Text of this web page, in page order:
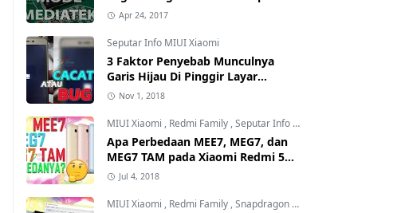
Xiaomi Kamu Hilang? Ini Tutorial
Cara Mengembalikannya
Apr 24, 2017
Seputar Info MIUI Xiaomi
3 Faktor Penyebab Munculnya
Garis Hijau Di Pinggir Layar
Smartphone Xiaomi: Kamu yang
Nov 1, 2018
MIUI Xiaomi , Redmi Family ,Seputar Info MIUI Xiaomi
Apa Perbedaan MEE7, MEG7, dan
MEG7 TAM pada Xiaomi Redmi 5
Plus? Benarkah MEG7 TAM Tidak
Jul 4, 2018
MIUI Xiaomi , Redmi Family ,Snapdragon Processor